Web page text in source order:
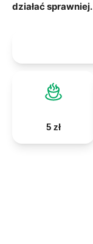
działać sprawniej.
5 zł